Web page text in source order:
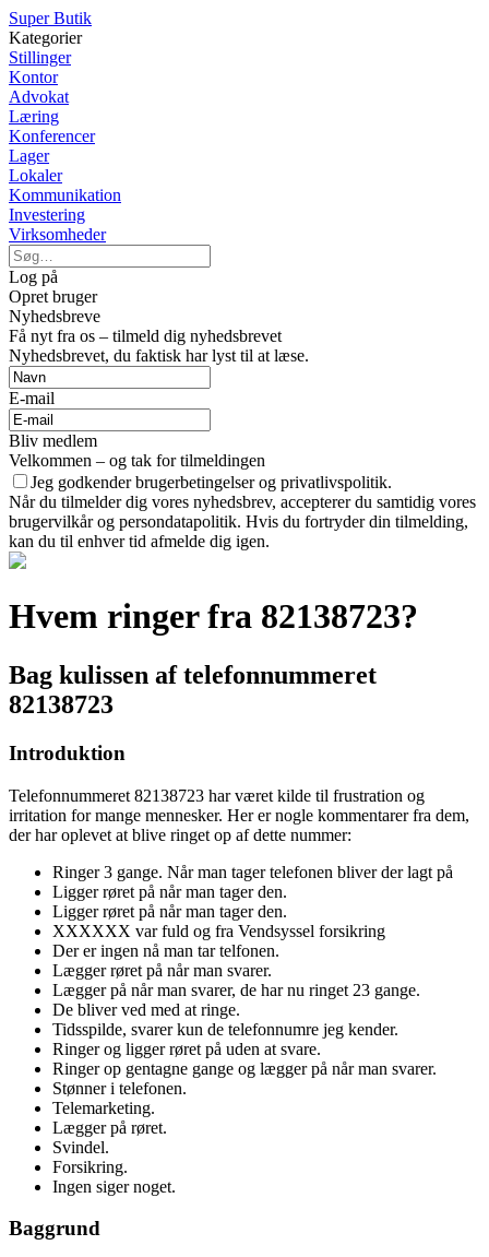
Super Butik
Kategorier
Stillinger
Kontor
Advokat
Læring
Konferencer
Lager
Lokaler
Kommunikation
Investering
Virksomheder
Log på
Opret bruger
Nyhedsbreve
Få nyt fra os – tilmeld dig nyhedsbrevet
Nyhedsbrevet, du faktisk har lyst til at læse.
E-mail
Bliv medlem
Velkommen – og tak for tilmeldingen
Jeg godkender brugerbetingelser og privatlivspolitik.
Når du tilmelder dig vores nyhedsbrev, accepterer du samtidig vores
brugervilkår og persondatapolitik. Hvis du fortryder din tilmelding,
kan du til enhver tid afmelde dig igen.
Hvem ringer fra 82138723?
Bag kulissen af telefonnummeret
82138723
Introduktion
Telefonnummeret 82138723 har været kilde til frustration og
irritation for mange mennesker. Her er nogle kommentarer fra dem,
der har oplevet at blive ringet op af dette nummer:
Ringer 3 gange. Når man tager telefonen bliver der lagt på
Ligger røret på når man tager den.
Ligger røret på når man tager den.
XXXXXX var fuld og fra Vendsyssel forsikring
Der er ingen nå man tar telfonen.
Lægger røret på når man svarer.
Lægger på når man svarer, de har nu ringet 23 gange.
De bliver ved med at ringe.
Tidsspilde, svarer kun de telefonnumre jeg kender.
Ringer og ligger røret på uden at svare.
Ringer op gentagne gange og lægger på når man svarer.
Stønner i telefonen.
Telemarketing.
Lægger på røret.
Svindel.
Forsikring.
Ingen siger noget.
Baggrund